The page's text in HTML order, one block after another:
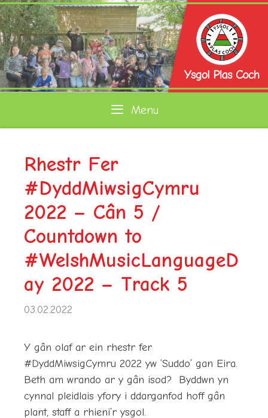
Skip
to
content
Menu
Rhestr Fer
#DyddMiwsigCymru
2022 – Cân 5 /
Countdown to
#WelshMusicLanguageD
ay 2022 – Track 5
03.02.2022
Y gân olaf ar ein rhestr fer
#DyddMiwsigCymru 2022 yw ‘Suddo’ gan Eira.
Beth am wrando ar y gân isod? Byddwn yn
cynnal pleidlais yfory i ddarganfod hoff gân
plant, staff a rhieni’r ysgol.